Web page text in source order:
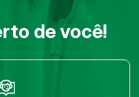
de você!